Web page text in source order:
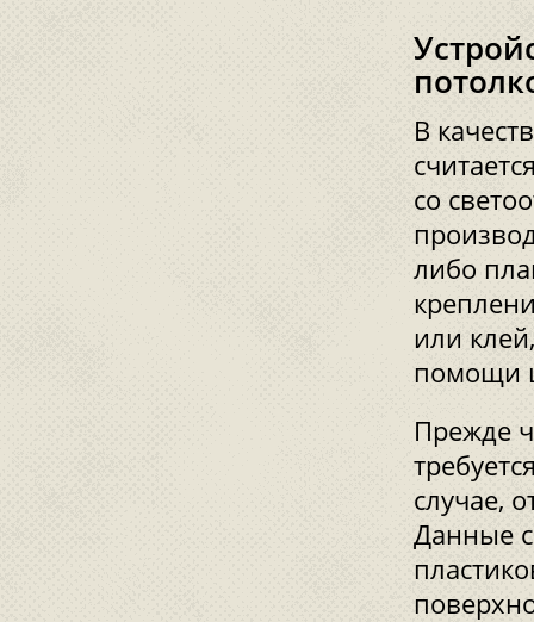
В
со
либо
или
помощи
Прежде
случае,
Данные